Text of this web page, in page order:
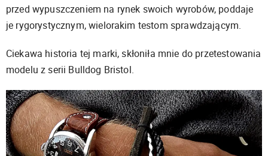
przed wypuszczeniem na rynek swoich wyrobów, poddaje
je rygorystycznym, wielorakim testom sprawdzającym.
Ciekawa historia tej marki, skłoniła mnie do przetestowania
modelu z serii Bulldog Bristol.